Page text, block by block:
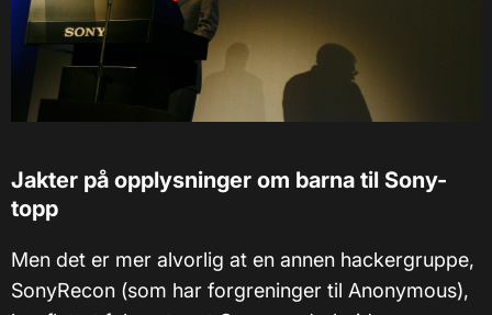
Jakter på opplysninger om barna til Sony-
topp
Men det er mer alvorlig at en annen hackergruppe,
SonyRecon (som har forgreninger til Anonymous),